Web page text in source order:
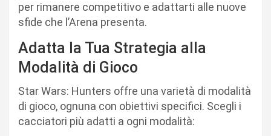
per rimanere competitivo e adattarti alle nuove
sfide che l’Arena presenta.
Adatta la Tua Strategia alla
Modalità di Gioco
Star Wars: Hunters offre una varietà di modalità
di gioco, ognuna con obiettivi specifici. Scegli i
cacciatori più adatti a ogni modalità: